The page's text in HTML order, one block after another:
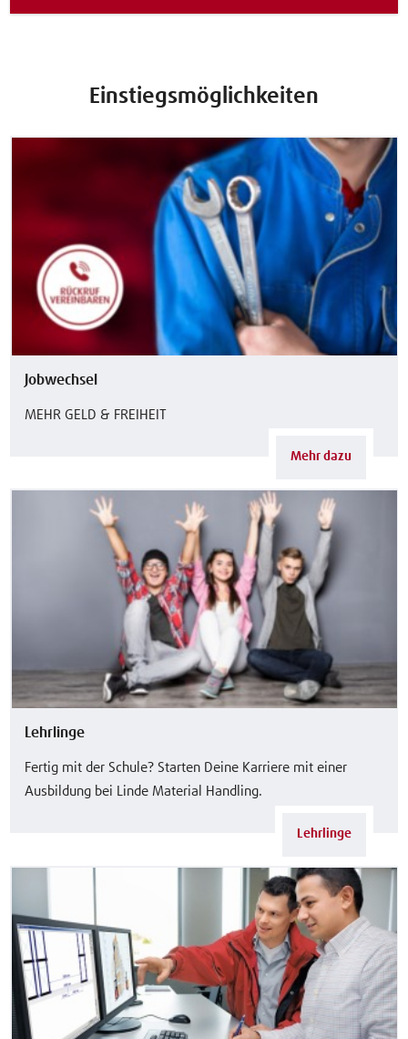
Einstiegsmöglichkeiten
Jobwechsel
MEHR GELD & FREIHEIT
Mehr dazu
Lehrlinge
Fertig mit der Schule? Starten Deine Karriere mit einer
Ausbildung bei Linde Material Handling.
Lehrlinge